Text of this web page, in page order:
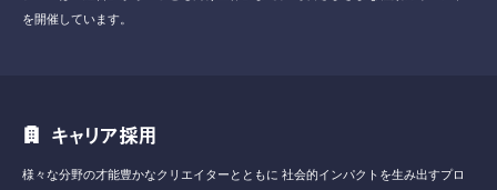
を開催しています。
キャリア採用
様々な分野の才能豊かなクリエイターとともに 社会的インパクトを生み出すプロ